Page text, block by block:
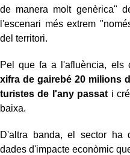
de manera molt genèrica"
l'escenari més extrem
del territori.
Pel que fa a l'afluència, els
xifra de gairebé 20 milions
turistes de l'any passat i
baixa.
D'altra banda, el sector ha
dades d'impacte econòmic